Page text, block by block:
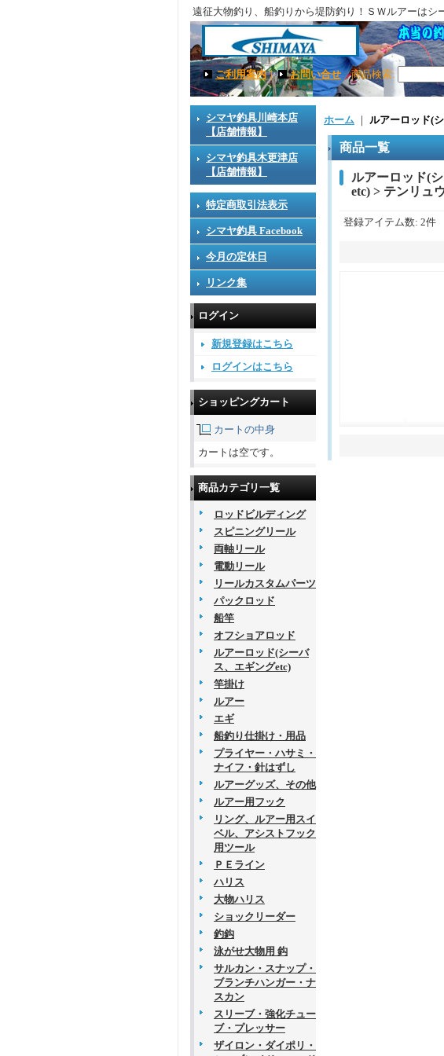
遠征大物釣り、船釣りから堤防釣り！ＳＷルアーはシ
ご利用案内｜ お問い合せ 商品検索:
シマヤ釣具川崎本店
【店舗情報】
シマヤ釣具木更津店
【店舗情報】
特定商取引法表示
シマヤ釣具 Facebook
今月の定休日
リンク集
ログイン
新規登録はこちら
ログインはこちら
ショッピングカート
カートの中身
カートは空です。
商品カテゴリ一覧
ロッドビルディング
スピニングリール
両軸リール
電動リール
リールカスタムパーツ
パックロッド
船竿
オフショアロッド
ルアーロッド(シーバ
ス、エギングetc)
竿掛け
ルアー
エギ
船釣り仕掛け・用品
プライヤー・ハサミ・
ナイフ・針はずし
ルアーグッズ、その他
ルアー用フック
リング、ルアー用スイ
ベル、アシストフック
用ツール
ＰＥライン
ハリス
大物ハリス
ショックリーダー
釣鈎
泳がせ大物用 鈎
サルカン・スナップ・
ブランチハンガー・ナ
スカン
スリーブ・強化チュー
ブ・プレッサー
ザイロン・ダイポリ・
ホーム ｜ ルアーロッド(
商品一覧
ルアーロッド(
etc) > テンリュ
登録アイテム数: 2件